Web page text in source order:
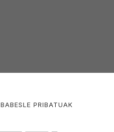
BABESLE PRIBATUAK